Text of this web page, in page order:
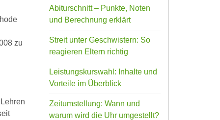
zu
Abiturschnitt – Punkte, Noten
und Berechnung erklärt
Streit unter Geschwistern: So
reagieren Eltern richtig
Leistungskurswahl: Inhalte und
Vorteile im Überblick
Zeitumstellung: Wann und
warum wird die Uhr umgestellt?